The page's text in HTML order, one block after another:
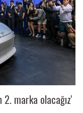
marka olacağız'